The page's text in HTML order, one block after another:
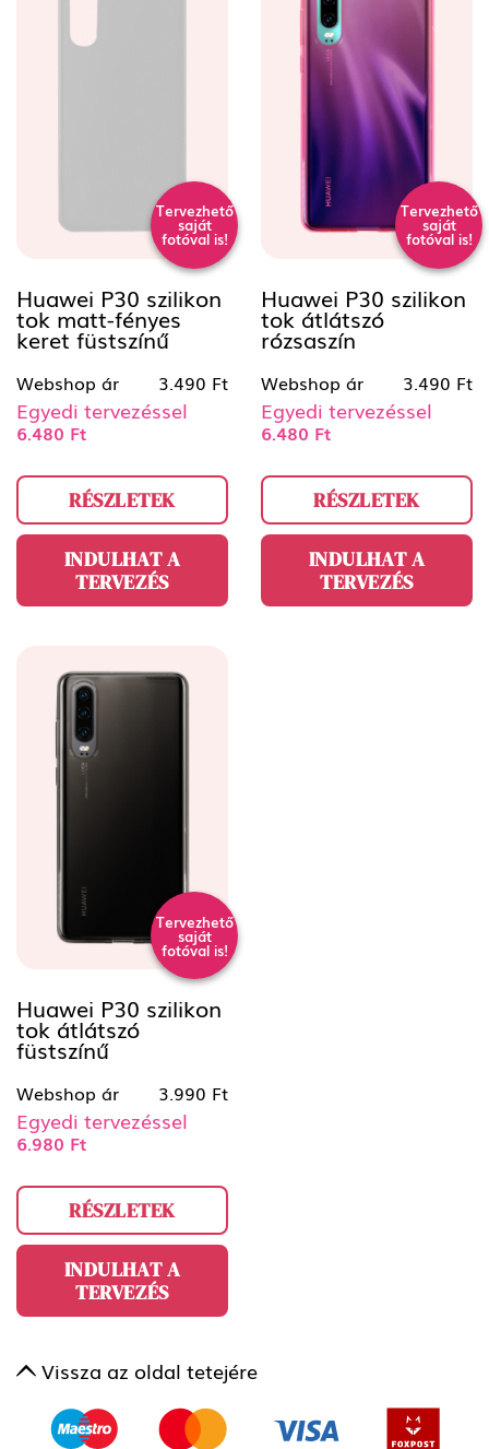
Tervezhető
saját
fotóval is!
Huawei P30 szilikon
tok matt-fényes
keret füstszínű
Webshop ár 3.490 Ft
Egyedi tervezéssel
6.480 Ft
RÉSZLETEK
INDULHAT A
TERVEZÉS
Tervezhető
saját
fotóval is!
Huawei P30 szilikon
tok átlátszó
rózsaszín
Webshop ár 3.490 Ft
Egyedi tervezéssel
6.480 Ft
RÉSZLETEK
INDULHAT A
TERVEZÉS
Tervezhető
saját
fotóval is!
Huawei P30 szilikon
tok átlátszó
füstszínű
Webshop ár 3.990 Ft
Egyedi tervezéssel
6.980 Ft
RÉSZLETEK
INDULHAT A
TERVEZÉS
Vissza az oldal tetejére